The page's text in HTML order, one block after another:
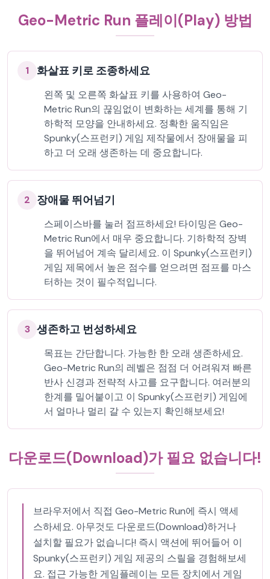
Geo-Metric Run 플레이(Play) 방법
1 화살표 키로 조종하세요
왼쪽 및 오른쪽 화살표 키를 사용하여 Geo-
Metric Run의 끊임없이 변화하는 세계를 통해 기
하학적 모양을 안내하세요. 정확한 움직임은
Spunky(스프런키) 게임 제작물에서 장애물을 피
하고 더 오래 생존하는 데 중요합니다.
2 장애물 뛰어넘기
스페이스바를 눌러 점프하세요! 타이밍은 Geo-
Metric Run에서 매우 중요합니다. 기하학적 장벽
을 뛰어넘어 계속 달리세요. 이 Spunky(스프런키)
게임 제목에서 높은 점수를 얻으려면 점프를 마스
터하는 것이 필수적입니다.
3 생존하고 번성하세요
목표는 간단합니다. 가능한 한 오래 생존하세요.
Geo-Metric Run의 레벨은 점점 더 어려워져 빠른
반사 신경과 전략적 사고를 요구합니다. 여러분의
한계를 밀어붙이고 이 Spunky(스프런키) 게임에
서 얼마나 멀리 갈 수 있는지 확인해보세요!
다운로드(Download)가 필요 없습니다!
브라우저에서 직접 Geo-Metric Run에 즉시 액세
스하세요. 아무것도 다운로드(Download)하거나
설치할 필요가 없습니다! 즉시 액션에 뛰어들어 이
Spunky(스프런키) 게임 제공의 스릴을 경험해보세
요. 접근 가능한 게임플레이는 모든 장치에서 게임